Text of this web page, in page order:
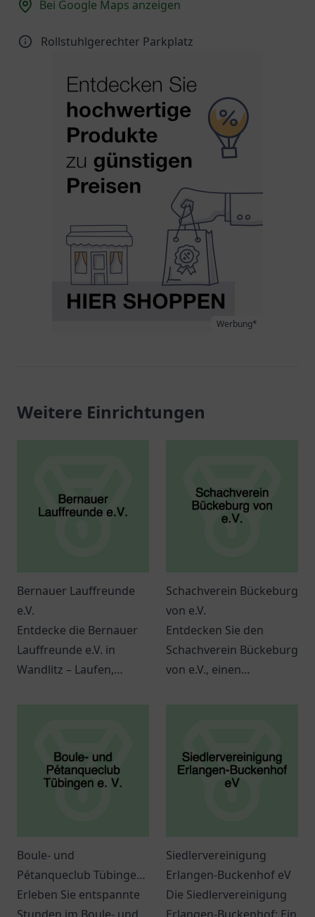
Bei Google Maps anzeigen
Rollstuhlgerechter Parkplatz
Werbung*
Weitere Einrichtungen
Bernauer Lauffreunde
e.V.
Entdecke die Bernauer
Lauffreunde e.V. in
Wandlitz – Laufen,
Schachverein Bückeburg
von e.V.
Entdecken Sie den
Schachverein Bückeburg
von e.V., einen
Boule- und
Pétanqueclub Tübingen
e. V.
Erleben Sie entspannte
Siedlervereinigung
Erlangen-Buckenhof eV
Die Siedlervereinigung